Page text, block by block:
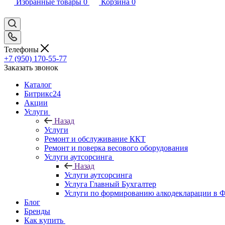
Избранные товары 0 Корзина 0
Телефоны
+7 (950) 170-55-77
Заказать звонок
Каталог
Битрикс24
Акции
Услуги
Назад
Услуги
Ремонт и обслуживание ККТ
Ремонт и поверка весового оборудования
Услуги аутсорсинга
Назад
Услуги аутсорсинга
Услуга Главный Бухгалтер
Услуги по формированию алкодекларации в
Блог
Бренды
Как купить